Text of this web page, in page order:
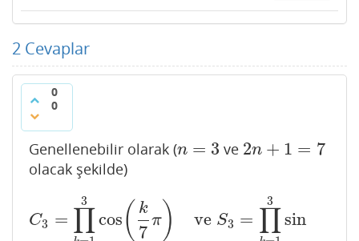
2 Cevaplar
0
0
Genellenebilir olarak (n = 3
n=3 ve 2n + 1 = 7
2n+1= 7
olacak şekilde)
C3 = ∏
3
cos( k
7
π) ve S3 = ∏
3
sin
∏k=1 cos(k7 ) 3sin